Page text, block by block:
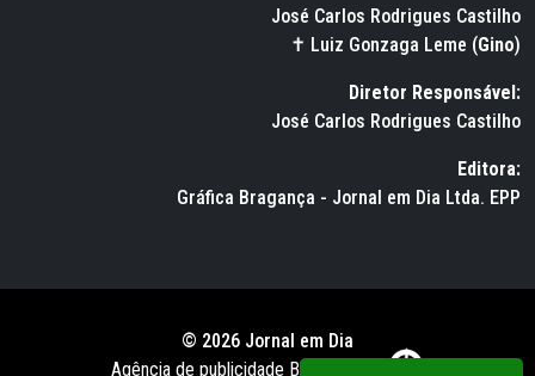
José Carlos Rodrigues Castilho
✝ Luiz Gonzaga Leme (Gino)
Diretor Responsável:
José Carlos Rodrigues Castilho
Editora:
Gráfica Bragança - Jornal em Dia Ltda. EPP
© 2026 Jornal em Dia
Agência de publicidade BWS RUSSO